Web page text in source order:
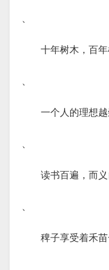
、
十年树木，百
、
一个人的理想
、
读书百遍，而义
、
稗子享受着禾